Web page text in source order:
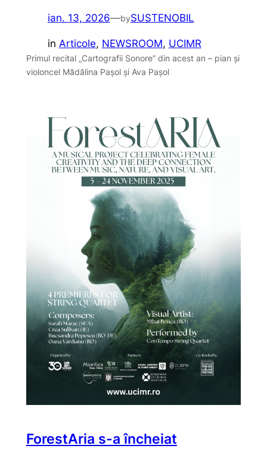
ian. 13, 2026—bySUSTENOBIL
in Articole, NEWSROOM, UCIMR
Primul recital „Cartografii Sonore” din acest an – pian și
violoncel Mădălina Pașol și Ava Pașol
ForestAria s-a încheiat